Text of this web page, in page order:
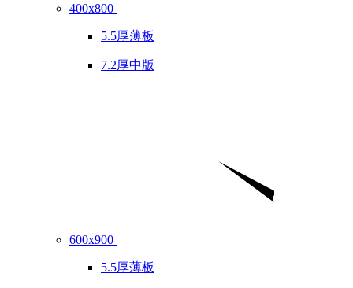
400x800
5.5厚薄板
7.2厚中版
600x900
5.5厚薄板